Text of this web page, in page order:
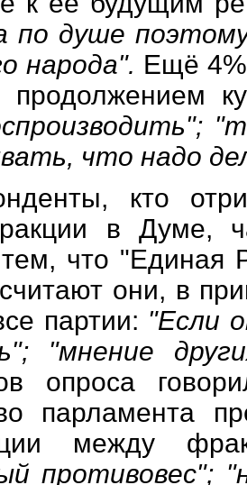
по душе
народа". Ещё
продолжением
что надо
кто
в Думе,
что "Единая
они, в
партии: "Если
"мнение
опроса
парламента
между
противовес";